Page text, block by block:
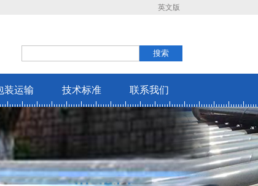
英文版
装运输 技术标准 联系我们